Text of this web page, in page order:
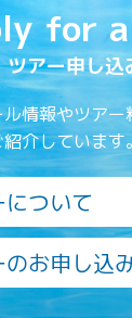
for
ツアー申し込
情報やツア
介しています
について
のお申し込